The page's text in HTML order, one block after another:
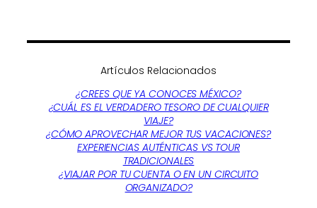
Artículos Relacionados
¿CREES QUE YA CONOCES MÉXICO?
¿CUÁL ES EL VERDADERO TESORO DE CUALQUIER
VIAJE?
¿CÓMO APROVECHAR MEJOR TUS VACACIONES?
EXPERIENCIAS AUTÉNTICAS VS TOUR
TRADICIONALES
¿VIAJAR POR TU CUENTA O EN UN CIRCUITO
ORGANIZADO?